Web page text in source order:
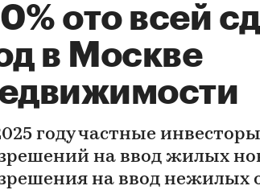
ото всей
в Москве
году частные
на ввод жилых
на ввод нежилых